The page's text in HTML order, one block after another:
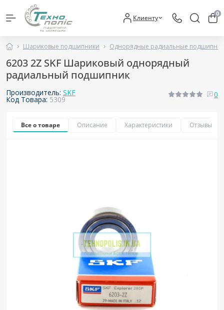
Клиенту 0
Шариковые подшипники Однорядные радиальные
6203 2Z SKF Шариковый однорядный
радиальный подшипник
Производитель: SKF
Код Товара: 5309
0
Все о товаре Описание Характеристики Отзывы